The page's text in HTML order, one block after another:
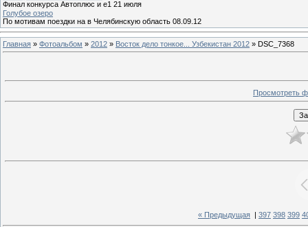
Финал конкурса Автоплюс и е1 21 июля
Голубое озеро
По мотивам поездки на в Челябинскую область 08.09.12
Главная » Фотоальбом » 2012 » Восток дело тонкое... Узбекистан 2012 » DSC_7368
Просмотреть
« Предыдущая 397 398 399